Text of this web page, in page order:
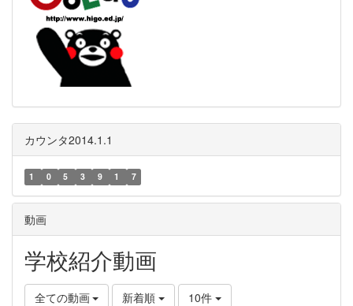
カウンタ2014.1.1
1 0 5 3 9 1 7
動画
学校紹介動画
全ての動画 新着順 10件